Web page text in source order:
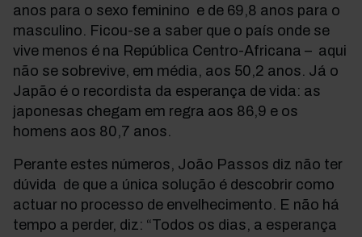
anos para o sexo feminino e de 69,8 anos para o
masculino. Ficou-se a saber que o país onde se
vive menos é na República Centro-Africana – aqui
não se sobrevive, em média, aos 50,2 anos. Já o
Japão é o recordista da esperança de vida: as
japonesas chegam em regra aos 86,9 e os
homens aos 80,7 anos.
Perante estes números, João Passos diz não ter
dúvida de que a única solução é descobrir como
actuar no processo de envelhecimento. E não há
tempo a perder, diz: “Todos os dias, a esperança